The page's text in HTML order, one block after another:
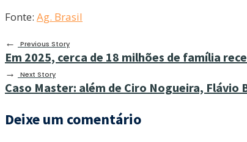
Fonte: Ag. Brasil
←
Previous Story
Em 2025, cerca de 18 milhões de família
→ Next Story
Caso Master: além de Ciro Nogueira,
Deixe um comentário